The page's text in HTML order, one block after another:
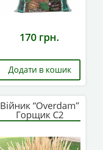
170 грн.
Додати в кошик
Війник “Overdam”
Горщик С2